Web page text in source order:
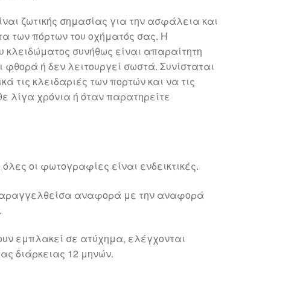
ζωτικής σημασίας για την ασφάλεια και
των πόρτων του οχήματός σας. Η
κλειδώματος συνήθως είναι απαραίτητη
φθορά ή δεν λειτουργεί σωστά. Συνίσταται
τις κλειδαριές των πορτών και να τις
λίγα χρόνια ή όταν παρατηρείτε
οι φωτογραφίες είναι ενδεικτικές.
αναφορά με την αναφορά
εμπλακεί σε ατύχημα, ελέγχονται
διάρκειας 12 μηνών.